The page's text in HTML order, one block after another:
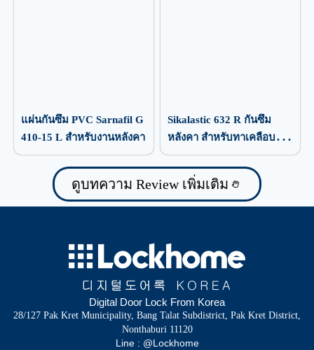
แผ่นกันซึม PVC Sarnafil G
410-15 L สำหรับงานหลังคา
Sikalastic 632 R กันซึม
หลังคา สำหรับทาเคลือบ
ป้องกันน้ำรั่วซึม
ดูบทความ Review เพิ่มเติม
Digital Door Lock From Korea
28/127 Pak Kret Municipality, Bang Talat Subdistrict, Pak Kret District,
Nonthaburi 11120
Line : @Lockhome